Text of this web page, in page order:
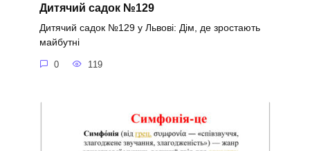
Дитячий садок №129
Дитячий садок №129 у Львові: Дім, де зростають
майбутні
0 119